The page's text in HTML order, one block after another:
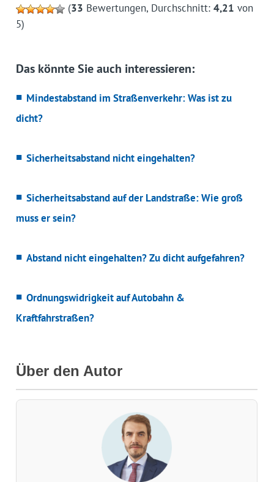
(33 Bewertungen, Durchschnitt: 4,21 von
5)
Das könnte Sie auch interessieren:
Mindestabstand im Straßenverkehr: Was ist zu
dicht?
Sicherheitsabstand nicht eingehalten?
Sicherheitsabstand auf der Landstraße: Wie groß
muss er sein?
Abstand nicht eingehalten? Zu dicht aufgefahren?
Ordnungswidrigkeit auf Autobahn &
Kraftfahrstraßen?
Über den Autor